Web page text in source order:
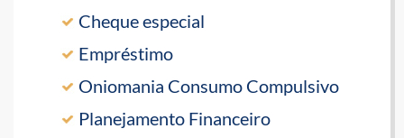
Cheque especial
Empréstimo
Oniomania Consumo Compulsivo
Planejamento Financeiro